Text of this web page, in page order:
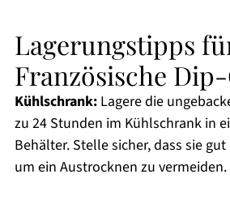
Lagerungstipps
Französische
Kühlschrank:Lagere die
zu 24 Stunden im Kühlschrank in
Behälter. Stelle sicher, dass sie
um ein Austrocknen zu vermeiden.